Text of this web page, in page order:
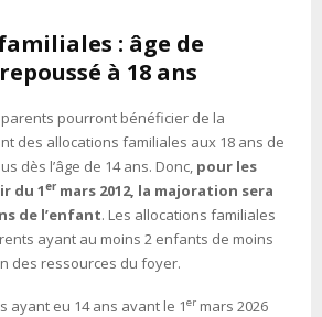
: âge de
à 18 ans
parents pourront bénéficier de la
des allocations familiales aux 18 ans de
dès l’âge de 14 ans. Donc, pour les
du 1er mars 2012, la majoration sera
de l’enfant. Les allocations familiales
ayant au moins 2 enfants de moins
des ressources du foyer.
ayant eu 14 ans avant le 1er mars 2026